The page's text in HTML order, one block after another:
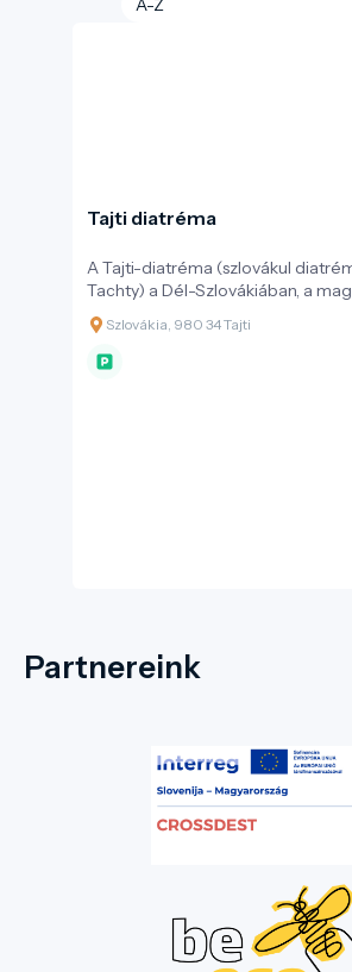
Tajti diatréma
A Tajti-diatréma (szlovákul
Tachty) a Dél-Szlovákiában, a
közelében fekvő Tachty
település határában található. Ez a
képződmény a Kárpát–Pannon
Szlovákia, 980 34 Tajti
Partnereink